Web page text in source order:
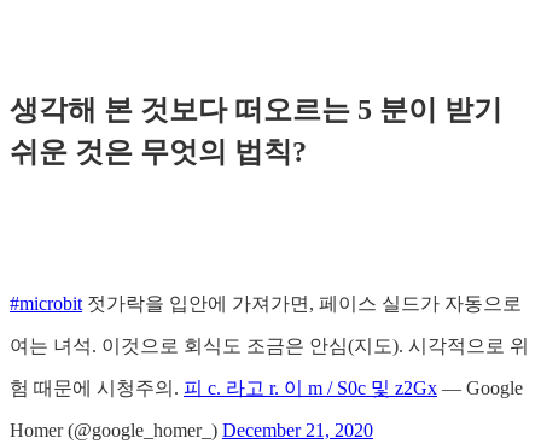
생각해 본 것보다 떠오르는 5 분이 받기
쉬운 것은 무엇의 법칙?
#microbit 젓가락을 입안에 가져가면, 페이스 실드가 자동으로
여는 녀석. 이것으로 회식도 조금은 안심(지도). 시각적으로 위
험 때문에 시청주의. 피 c. 라고 r. 이 m / S0c 및 z2Gx — Google
Homer (@google_homer_) December 21, 2020